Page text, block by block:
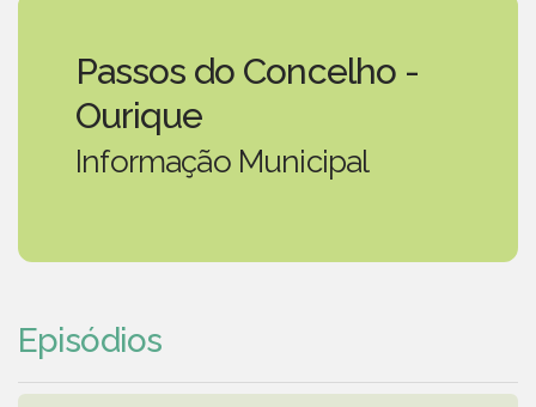
Passos do Concelho -
Ourique
Informação Municipal
Episódios